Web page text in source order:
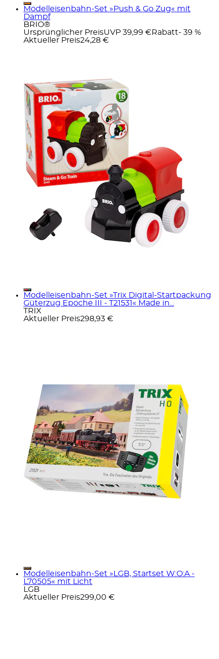
Modelleisenbahn-Set »Push & Go Zug« mit
Dampf
BRIO®
Ursprünglicher PreisUVP 39,99 € Rabatt- 39 %
Aktueller Preis24,28 €
Modelleisenbahn-Set »Trix Digital-Startpackung
Güterzug Epoche III - T21531« Made in...
TRIX
Aktueller Preis298,93 €
Modelleisenbahn-Set »LGB, Startset W:O:A -
L70505« mit Licht
LGB
Aktueller Preis299,00 €